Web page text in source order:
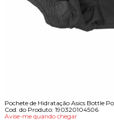
Pochete de Hidratação Asics Bottle
Cod. do Produto: 190320104506
Avise-me quando chegar